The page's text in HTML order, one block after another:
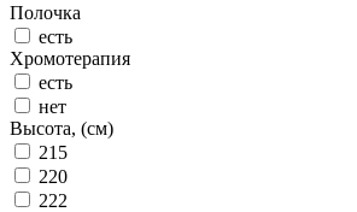
Полочка
есть
Хромотерапия
есть
нет
Высота, (см)
215
220
222